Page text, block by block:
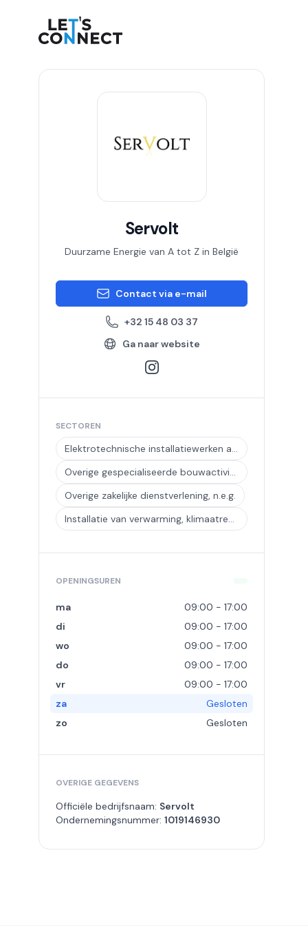
Let's Connect
Servolt
Duurzame Energie van A tot Z in België
Contact via e-mail
+32 15 48 03 37
Ga naar website
SECTOREN
Elektrotechnische installatiewerken aan gebouwen
Overige gespecialiseerde bouwactiviteiten, n.e.g.
Overige zakelijke dienstverlening, n.e.g.
Installatie van verwarming, klimaatregeling en ventilatie
OPENINGSUREN
ma
09:00 - 17:00
di
09:00 - 17:00
wo
09:00 - 17:00
do
09:00 - 17:00
vr
09:00 - 17:00
za
Gesloten
zo
Gesloten
OVERIGE GEGEVENS
Officiële bedrijfsnaam: Servolt
Ondernemingsnummer: 1019146930